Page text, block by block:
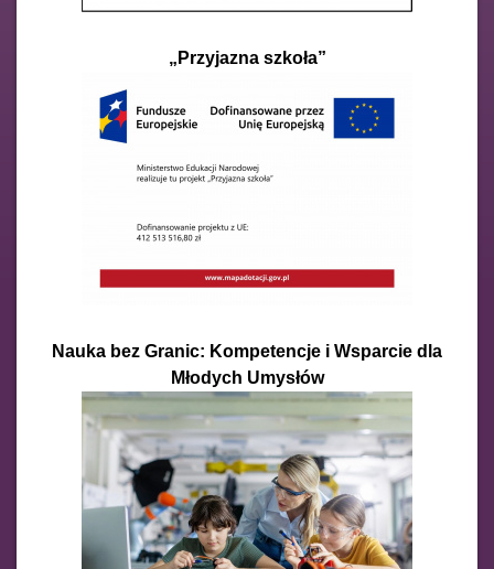
„Przyjazna szkoła”
Nauka bez Granic: Kompetencje i Wsparcie dla
Młodych Umysłów